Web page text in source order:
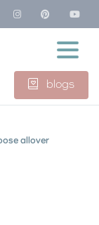
blogs
allover